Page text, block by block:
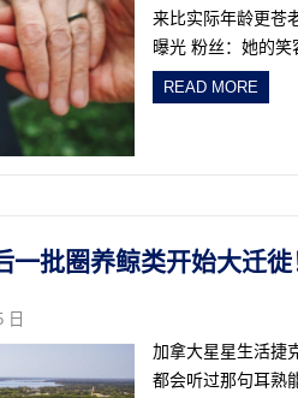
来比实际年龄更苍
曝光 粉丝：她的笑
READ MORE
一批圈养鲸类开始大迁
日
加拿大星星生活捷
都会听过那句耳熟